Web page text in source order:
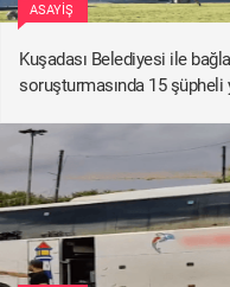
ASAYIŞ
Kuşadası Belediyesi ile
soruşturmasında 15 şüpheli